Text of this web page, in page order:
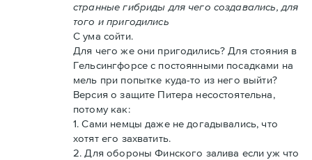
странные гибриды для чего создавались, для
того и пригодились
С ума сойти.
Для чего же они пригодились? Для стояния в
Гельсингфорсе с постоянными посадками на
мель при попытке куда-то из него выйти?
Версия о защите Питера несостоятельна,
потому как:
1. Сами немцы даже не догадывались, что
хотят его захватить.
2. Для обороны Финского залива если уж что